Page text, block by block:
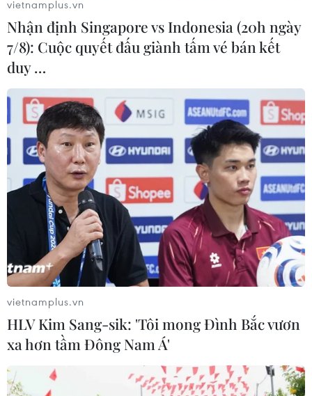
vietnamplus.vn
Nhận định Singapore vs Indonesia (20h ngày
7/8): Cuộc quyết đấu giành tấm vé bán kết
duy …
vietnamplus.vn
HLV Kim Sang-sik: 'Tôi mong Đình Bắc vươn
xa hơn tầm Đông Nam Á'